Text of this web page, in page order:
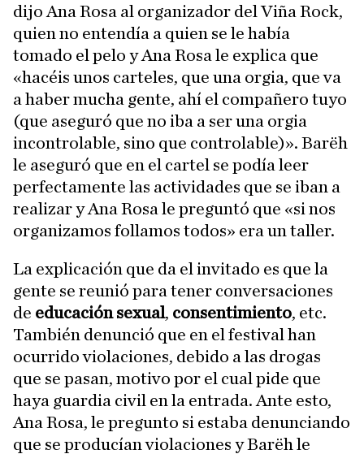
dijo Ana Rosa al organizador del Viña Rock,
quien no entendía a quien se le había
tomado el pelo y Ana Rosa le explica que
«hacéis unos carteles, que una orgia, que va
a haber mucha gente, ahí el compañero tuyo
(que aseguró que no iba a ser una orgia
incontrolable, sino que controlable)». Barëh
le aseguró que en el cartel se podía leer
perfectamente las actividades que se iban a
realizar y Ana Rosa le preguntó que «si nos
organizamos follamos todos» era un taller.
La explicación que da el invitado es que la
gente se reunió para tener conversaciones
de educación sexual, consentimiento, etc.
También denunció que en el festival han
ocurrido violaciones, debido a las drogas
que se pasan, motivo por el cual pide que
haya guardia civil en la entrada. Ante esto,
Ana Rosa, le pregunto si estaba denunciando
que se producían violaciones y Barëh le